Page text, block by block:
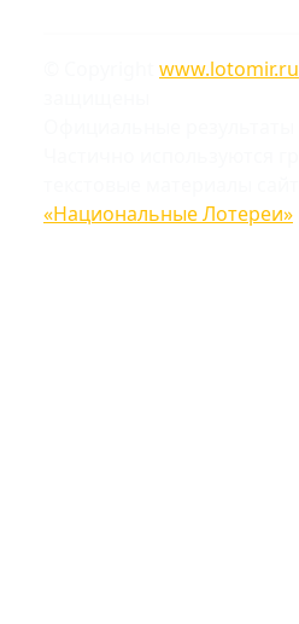
www.lotomir.ru
«Национальные Лотереи»